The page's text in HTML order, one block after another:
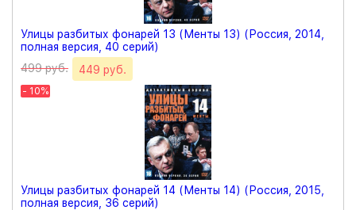
Улицы разбитых фонарей 13 (Менты 13) (Россия, 2014,
полная версия, 40 серий)
499 руб.
449 руб.
- 10%
Улицы разбитых фонарей 14 (Менты 14) (Россия, 2015,
полная версия, 36 серий)